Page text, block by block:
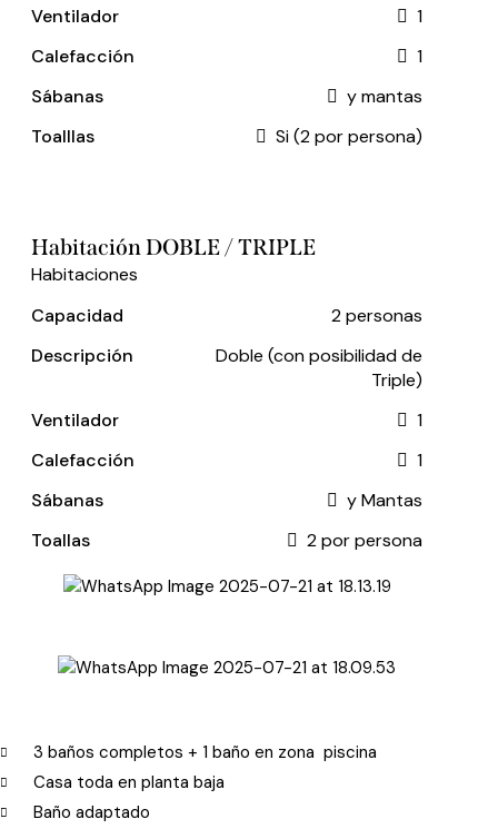
Ventilador
1
Calefacción
1
Sábanas
y mantas
Toalllas
Si (2 por persona)
Habitación DOBLE / TRIPLE
Habitaciones
Capacidad
2 personas
Descripción
Doble (con posibilidad de
Triple)
Ventilador
1
Calefacción
1
Sábanas
y Mantas
Toallas
2 por persona
3 baños completos + 1 baño en zona piscina
Casa toda en planta baja
Baño adaptado